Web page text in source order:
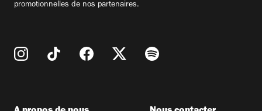
promotionnelles de nos partenaires.